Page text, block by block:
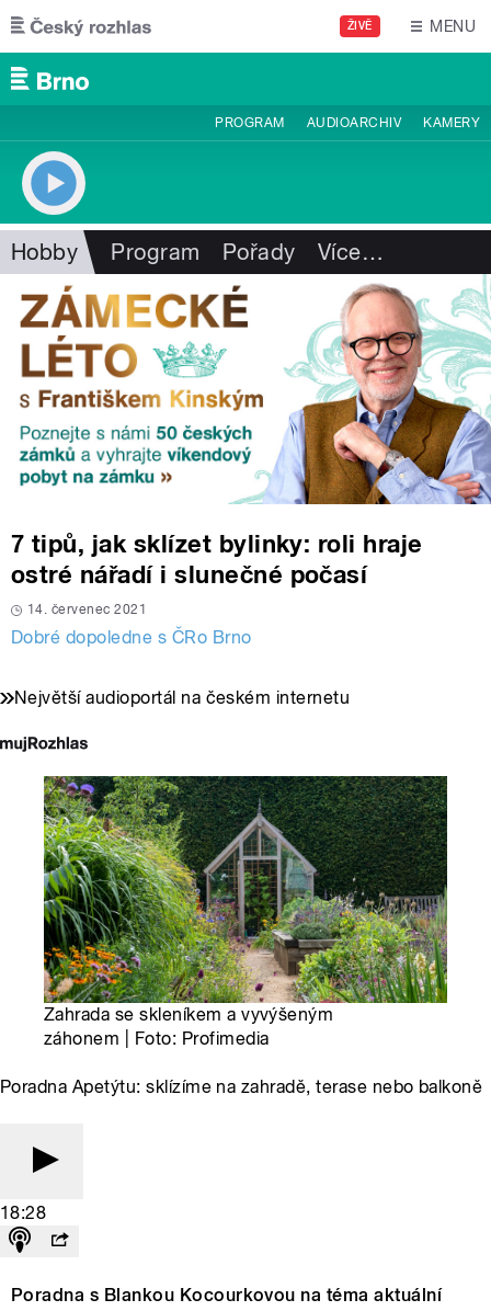
Přejít k hlavnímu obsahu
ŽIVĚ MENU
PROGRAM AUDIOARCHIV KAMERY
Hobby Program Pořady Více…
7 tipů, jak sklízet bylinky: roli hraje
ostré nářadí i slunečné počasí
14. červenec 2021
Dobré dopoledne s ČRo Brno
Největší audioportál na českém internetu
Zahrada se skleníkem a vyvýšeným
záhonem | Foto: Profimedia
Poradna Apetýtu: sklízíme na zahradě, terase nebo balkoně
18:28
Poradna s Blankou Kocourkovou na téma aktuální